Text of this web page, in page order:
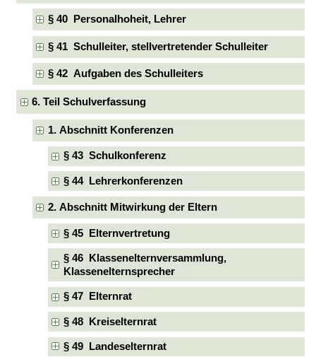
§ 40 Personalhoheit, Lehrer
§ 41 Schulleiter, stellvertretender Schulleiter
§ 42 Aufgaben des Schulleiters
6. Teil Schulverfassung
1. Abschnitt Konferenzen
§ 43 Schulkonferenz
§ 44 Lehrerkonferenzen
2. Abschnitt Mitwirkung der Eltern
§ 45 Elternvertretung
§ 46 Klassenelternversammlung,
Klassenelternsprecher
§ 47 Elternrat
§ 48 Kreiselternrat
§ 49 Landeselternrat